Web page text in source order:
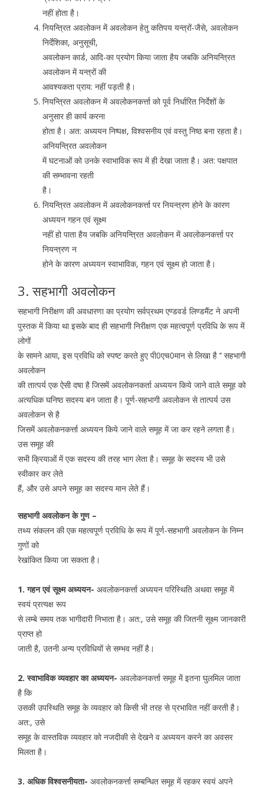
नहीं होता है।
नियन्त्रित अवलोकन में अवलोकन हेतु कतिपय यन्त्रों-जैसे, अवलोकन
निर्देशिका, अनुसूची,
अवलोकन कार्ड, आदि-का प्रयोग किया जाता हैय जबकि अनियन्त्रित
अवलोकन में यन्त्रों की
आवश्यकता प्राय: नहीं पड़ती है।
नियन्त्रित अवलोकन में अवलोकनकर्त्ता को पूर्व निर्धारित निर्देशों के
अनुसार ही कार्य करना
होता है। अत: अध्ययन निष्पक्ष, विश्वसनीय एवं वस्तु निष्ठ बना रहता है।
अनियन्त्रित अवलोकन
में घटनाओं को उनके स्वाभाविक रूप में ही देखा जाता है। अत: पक्षपात
की सम्भावना रहती
है।
नियन्त्रित अवलोकन में अवलोकनकर्त्ता पर नियन्त्रण होने के कारण
अध्ययन गहन एवं सूक्ष्म
नहीं हो पाता हैय जबकि अनियन्त्रित अवलोकन में अवलोकनकर्त्ता पर
नियन्त्रण न
होने के कारण अध्ययन स्वाभाविक, गहन एवं सूक्ष्म हो जाता है।
3. सहभागी अवलोकन
सहभागी निरीक्षण की अवधारणा का प्रयोग सर्वप्रथम एण्डवर्ड लिण्डमैंट ने अपनी
पुस्तक में किया था इसके बाद ही सहभागी निरीक्षण एक महत्वपूर्ण प्रविधि के रूप में
लोगों
के सामने आया, इस प्रविधि को स्पष्ट करते हुए पी0एच0मान से लिखा है ‘‘ सहभागी
अवलोकन
की तात्पर्य एक ऐसी दषा है जिसमें अवलोकनकर्ता अध्ययन किये जाने वाले समूह को
अत्यधिक घनिष्ठ सदस्य बन जाता है। पूर्ण-सहभागी अवलोकन से तात्पर्य उस
अवलोकन से है
जिसमें अवलोकनकर्त्ता अध्ययन किये जाने वाले समूह में जा कर रहने लगता है।
उस समूह की
सभी क्रियाओं में एक सदस्य की तरह भाग लेता है। समूह के सदस्य भी उसे
स्वीकार कर लेते
हैं, और उसे अपने समूह का सदस्य मान लेते हैं।
सहभागी अवलोकन के गुण –
तथ्य संकलन की एक महत्वपूर्ण प्रविधि के रूप में पूर्ण-सहभागी अवलोकन के निम्न
गुणों को
रेखांकित किया जा सकता है।
1. गहन एवं सूक्ष्म अध्ययन- अवलोकनकर्त्ता अध्ययन परिस्थिति अथवा समूह में
स्वयं प्रत्यक्ष रूप
से लम्बे समय तक भागीदारी निभाता है। अत:, उसे समूह की जितनी सूक्ष्म जानकारी
प्राप्त हो
जाती है, उतनी अन्य प्रविधियों से सम्भव नहीं है।
2. स्वाभाविक व्यवहार का अध्ययन- अवलोकनकर्त्ता समूह में इतना घुलमिल जाता
है कि
उसकी उपस्थिति समूह के व्यवहार को किसी भी तरह से प्रभावित नहीं करती है।
अत:, उसे
समूह के वास्तविक व्यवहार को नजदीकी से देखने व अध्ययन करने का अवसर
मिलता है।
3. अधिक विश्वसनीयता- अवलोकनकर्त्ता सम्बन्धित समूह में रहकर स्वयं अपने